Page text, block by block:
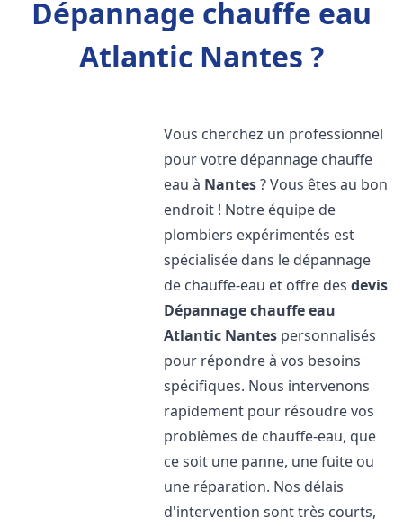
Dépannage chauffe eau
Atlantic Nantes ?
Vous cherchez un professionnel
pour votre dépannage chauffe
eau à Nantes? Vous êtes au bon
endroit ! Notre équipe de
plombiers expérimentés est
spécialisée dans le dépannage
de chauffe-eau et offre desdevis
Dépannage chauffe eau
Atlantic Nantes personnalisés
pour répondre à vos besoins
spécifiques. Nous intervenons
rapidement pour résoudre vos
problèmes de chauffe-eau, que
ce soit une panne, une fuite ou
une réparation. Nos délais
d'intervention sont très courts,